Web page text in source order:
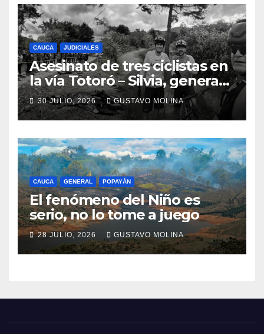
CAUCA JUDICIALES
Asesinato de tres ciclistas en
la vía Totoró – Silvia, genera
consternación en el Cauca
30 JULIO, 2026 GUSTAVO MOLINA
CAUCA GENERAL POPAYÁN
El fenómeno del Niño es
serio, no lo tome a juego
28 JULIO, 2026 GUSTAVO MOLINA